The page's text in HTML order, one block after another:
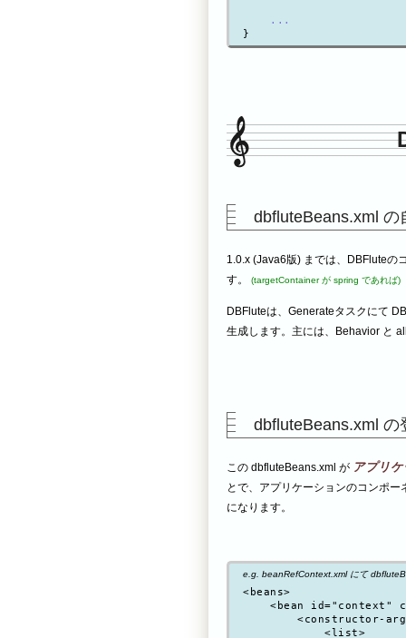
...
dbfluteBeans.xml の
1.0.x (Java6版) までは、DBFluteの
す。
(targetContainer が spring であれば)
DBFluteは、Generateタスクにて
生成します。主には、Behavior と
dbfluteBeans.xml の
この dbfluteBeans.xml が アプリ
とで、アプリケーションのコンポ
になります。
e.g. beanRefContext.xml にて
<beans>
<bean id="context"
<constructor-
            <list>